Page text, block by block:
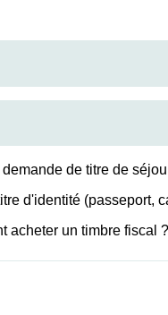
de titre de
d'identité (passeport,
acheter un timbre fiscal ?